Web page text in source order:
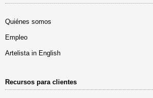
Quiénes somos
Empleo
Artelista in English
Recursos para clientes